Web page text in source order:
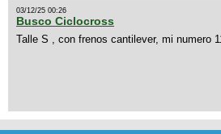
03/12/25 00:26
Busco Ciclocross
Talle S , con frenos cantilever, mi numero